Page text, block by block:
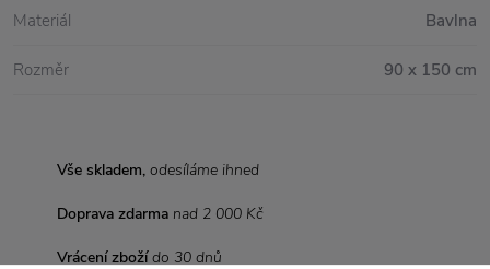
Vše skladem, odesíláme ihned
Doprava zdarma nad 2 000 Kč
Vrácení zbožído 30 dnů
Materiál Bavlna
Rozměr 90 x 150 cm